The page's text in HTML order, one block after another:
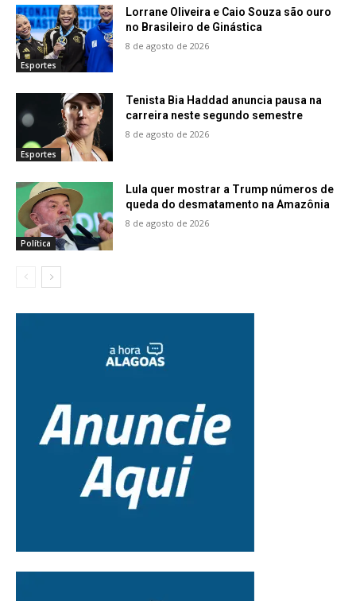
Esportes
Lorrane Oliveira e Caio Souza são ouro
no Brasileiro de Ginástica
8 de agosto de 2026
Esportes
Tenista Bia Haddad anuncia pausa na
carreira neste segundo semestre
8 de agosto de 2026
Política
Lula quer mostrar a Trump números de
queda do desmatamento na Amazônia
8 de agosto de 2026